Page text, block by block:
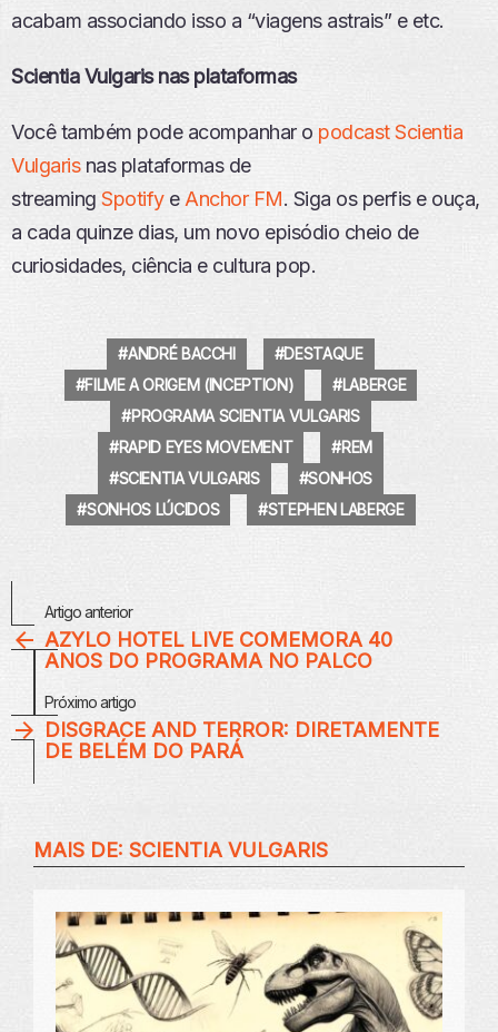
acabam associando isso a “viagens astrais” e etc.
Scientia Vulgaris nas plataformas
Você também pode acompanhar o podcast Scientia
Vulgarisnas plataformas de
streaming Spotifye Anchor FM. Siga os perfis e ouça,
a cada quinze dias, um novo episódio cheio de
curiosidades, ciência e cultura pop.
ANDRÉ BACCHI
DESTAQUE
FILME A ORIGEM (INCEPTION)
LABERGE
PROGRAMA SCIENTIA VULGARIS
RAPID EYES MOVEMENT
REM
SCIENTIA VULGARIS
SONHOS
SONHOS LÚCIDOS
STEPHEN LABERGE
MaisArtigo anterior
AZYLO HOTEL LIVE COMEMORA 40
ANOS DO PROGRAMA NO PALCO
Próximo artigo
DISGRACE AND TERROR: DIRETAMENTE
DE BELÉM DO PARÁ
MAIS DE: SCIENTIA VULGARIS